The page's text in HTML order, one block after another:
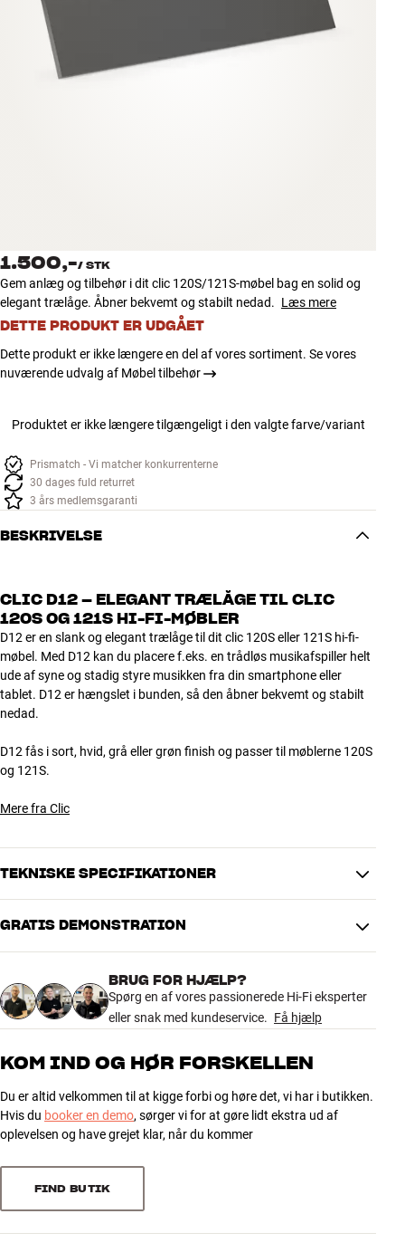
INSPIRATION
Kundeservice
Log ind
Kundeservice
Byg med Lyd
1.500,-/ STK
Gem anlæg og tilbehør i dit clic 120S/121S-møbel bag en solid og
elegant trælåge. Åbner bekvemt og stabilt nedad. Læs mere
DETTE PRODUKT ER UDGÅET
Dette produkt er ikke længere en del af vores sortiment. Se vores
nuværende udvalg af Møbel tilbehør
Produktet er ikke længere tilgængeligt i den valgte farve/variant
Prismatch - Vi matcher konkurrenterne
30 dages fuld returret
3 års medlemsgaranti
BESKRIVELSE
CLIC D12 – ELEGANT TRÆLÅGE TIL CLIC
120S OG 121S HI-FI-MØBLER
D12 er en slank og elegant trælåge til dit clic 120S eller 121S hi-fi-
møbel. Med D12 kan du placere f.eks. en trådløs musikafspiller helt
ude af syne og stadig styre musikken fra din smartphone eller
tablet. D12 er hængslet i bunden, så den åbner bekvemt og stabilt
nedad.
D12 fås i sort, hvid, grå eller grøn finish og passer til møblerne 120S
og 121S.
Mere fra Clic
TEKNISKE SPECIFIKATIONER
Farvebeskrivelse
Grå
Vægt (kg)
0
Højde emballage (cm)
0
Vægt emballage (kg)
0
GENERELLE EGENSKABER
Farver: Hvid, sort, grå eller grøn
GRATIS DEMONSTRATION
BRUG FOR HJÆLP?
Spørg en af vores passionerede Hi-Fi eksperter
eller snak med kundeservice. Få hjælp
KOM IND OG HØR FORSKELLEN
Du er altid velkommen til at kigge forbi og høre det, vi har i butikken.
Hvis du booker en demo, sørger vi for at gøre lidt ekstra ud af
oplevelsen og have grejet klar, når du kommer
FIND BUTIK